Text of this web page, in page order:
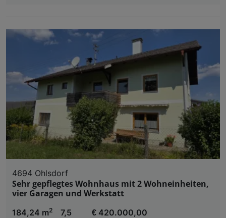
4694 Ohlsdorf
Sehr gepflegtes Wohnhaus mit 2 Wohneinheiten,
vier Garagen und Werkstatt
184,24 m2
7,5 € 420.000,00